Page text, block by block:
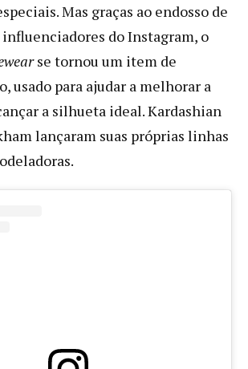
Mas graças ao endosso de
do Instagram, o
se tornou um item de
usado para ajudar a melhorar a
a silhueta ideal. Kardashian
lançaram suas próprias linhas